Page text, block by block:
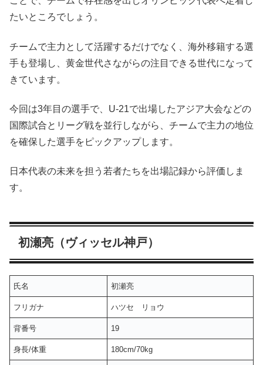
たいところでしょう。
チームで主力として活躍するだけでなく、海外移籍する選
手も登場し、黄金世代さながらの注目できる世代になって
きています。
今回は3年目の選手で、U-21で出場したアジア大会などの
国際試合とリーグ戦を並行しながら、チームで主力の地位
を確保した選手をピックアップします。
日本代表の未来を担う若者たちを出場記録から評価しま
す。
初瀬亮（ヴィッセル神戸）
氏名 初瀬亮
フリガナ ハツセ リョウ
背番号 19
身長/体重 180cm/70kg